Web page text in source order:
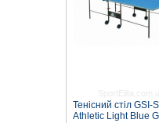
Тенісний стіл GSI-
Athletic Light Blue